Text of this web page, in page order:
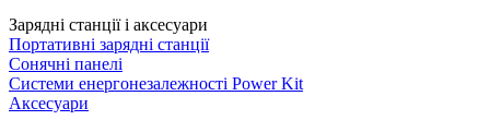
Зарядні станції і аксесуари
Портативні зарядні станції
Сонячні панелі
Системи енергонезалежності Power Kit
Аксесуари